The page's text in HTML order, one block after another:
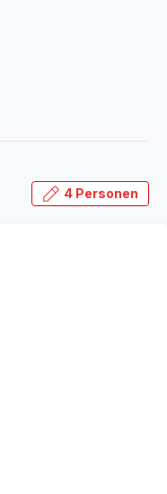
4 Personen